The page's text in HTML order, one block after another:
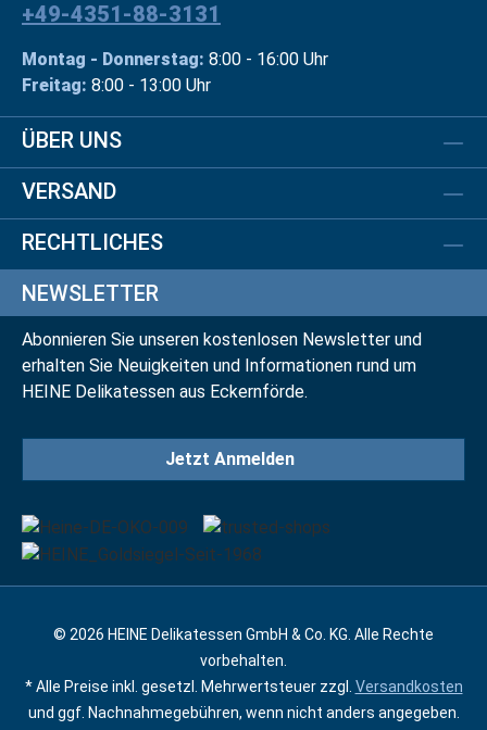
+49-4351-88-3131
Montag - Donnerstag: 8:00 - 16:00 Uhr
Freitag: 8:00 - 13:00 Uhr
ÜBER UNS
VERSAND
RECHTLICHES
NEWSLETTER
Abonnieren Sie unseren kostenlosen Newsletter und
erhalten Sie Neuigkeiten und Informationen rund um
HEINE Delikatessen aus Eckernförde.
Jetzt Anmelden
© 2026 HEINE Delikatessen GmbH & Co. KG. Alle Rechte
vorbehalten.
* Alle Preise inkl. gesetzl. Mehrwertsteuer zzgl. Versandkosten
und ggf. Nachnahmegebühren, wenn nicht anders angegeben.